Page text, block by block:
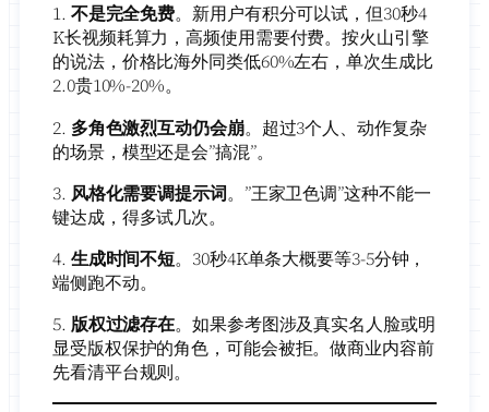
1. 不是完全免费。新用户有积分可以试，但30秒4
K长视频耗算力，高频使用需要付费。按火山引擎
的说法，价格比海外同类低60%左右，单次生成比
2.0贵10%-20%。
2. 多角色激烈互动仍会崩。超过3个人、动作复杂
的场景，模型还是会”搞混”。
3. 风格化需要调提示词。”王家卫色调”这种不能一
键达成，得多试几次。
4. 生成时间不短。30秒4K单条大概要等3-5分钟，
端侧跑不动。
5. 版权过滤存在。如果参考图涉及真实名人脸或明
显受版权保护的角色，可能会被拒。做商业内容前
先看清平台规则。